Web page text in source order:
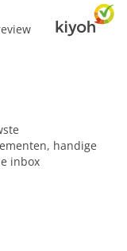
handige
inbox